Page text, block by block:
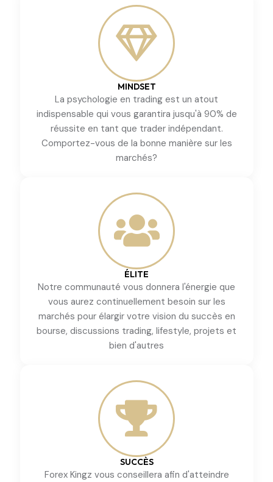
MINDSET
La psychologie en trading est un atout
indispensable qui vous garantira jusqu'à 90% de
réussite en tant que trader indépendant.
Comportez-vous de la bonne manière sur les
marchés?
ÉLITE
Notre communauté vous donnera l'énergie que
vous aurez continuellement besoin sur les
marchés pour élargir votre vision du succès en
bourse, discussions trading, lifestyle, projets et
bien d'autres
SUCCÈS
Forex Kingz vous conseillera afin d'atteindre